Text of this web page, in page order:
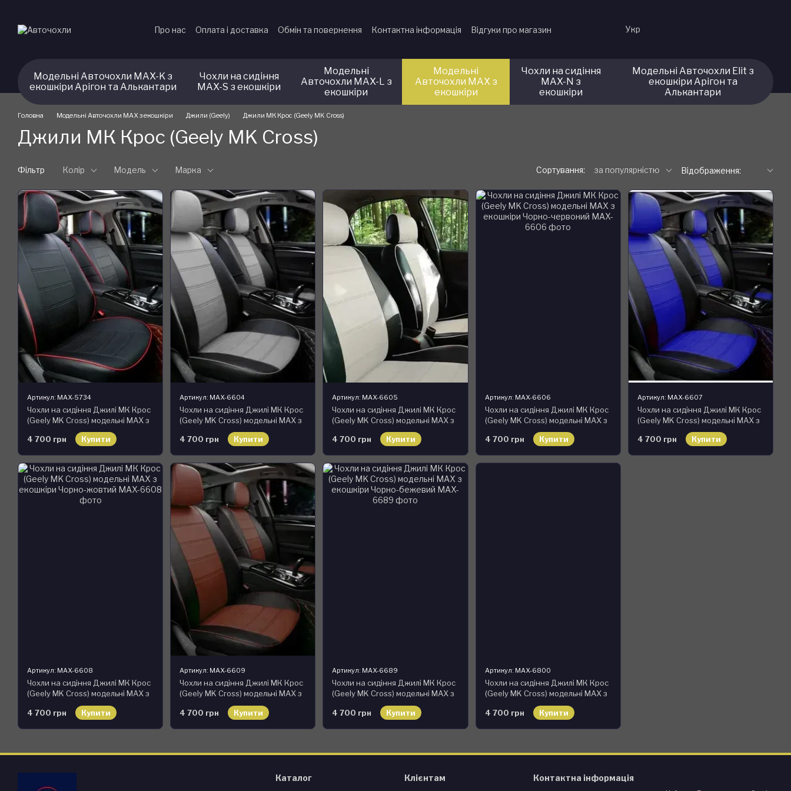
Про нас Оплата і доставка Обмін та повернення Контактна інформація Відгуки про магазин Укр
Модельні Авточохли MAX-K з
екошкіри Арігон та Алькантари
Чохли на сидіння
MAX-S з екошкіри
Модельні
Авточохли MAX-L з
екошкіри
Модельні
Авточохли MAX з
екошкіри
Чохли на сидіння
MAX-N з
екошкіри
Модельні Авточохли Elit з
екошкіри Арігон та
Алькантари
Головна Модельні Авточохли MAX з екошкіри Джили (Geely) Джили МК Крос (Geely MK Cross)
Джили МК Крос (Geely MK Cross)
Фільтр Колір Модель Марка Сортування: за популярністю Відображення:
Артикул: MAX-5734
Чохли на сидіння Джилі МК Крос
(Geely MK Cross) модельні MAX з
4 700 грн
Купити
Артикул: MAX-6604
Чохли на сидіння Джилі МК Крос
(Geely MK Cross) модельні MAX з
екошкіри Чорно-сірий, графіт
4 700 грн
Купити
Артикул: MAX-6605
Чохли на сидіння Джилі МК Крос
(Geely MK Cross) модельні MAX з
екошкіри Чорно-білий
4 700 грн
Купити
Артикул: MAX-6606
Чохли на сидіння Джилі МК Крос
(Geely MK Cross) модельні MAX з
екошкіри Чорно-червоний
4 700 грн
Купити
Артикул: MAX-6607
Чохли на сидіння Джилі МК Крос
(Geely MK Cross) модельні MAX з
екошкіри Чорно-синій
4 700 грн
Купити
Артикул: MAX-6608
Чохли на сидіння Джилі МК Крос
(Geely MK Cross) модельні MAX з
екошкіри Чорно-жовтий
4 700 грн
Купити
Артикул: MAX-6609
Чохли на сидіння Джилі МК Крос
(Geely MK Cross) модельні MAX з
екошкіри Чорно-коричневий
4 700 грн
Купити
Артикул: MAX-6689
Чохли на сидіння Джилі МК Крос
(Geely MK Cross) модельні MAX з
екошкіри Чорно-бежевий
4 700 грн
Купити
Артикул: MAX-6800
Чохли на сидіння Джилі МК Крос
(Geely MK Cross) модельні MAX з
екошкіри Чорно-зелений
4 700 грн
Купити
Каталог Клієнтам Контактна інформація